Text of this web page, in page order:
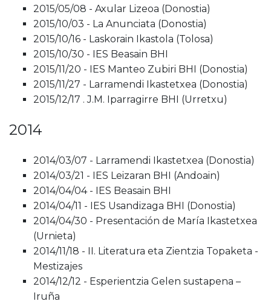
2015/05/08 - Axular Lizeoa (Donostia)
2015/10/03 - La Anunciata (Donostia)
2015/10/16 - Laskorain Ikastola (Tolosa)
2015/10/30 - IES Beasain BHI
2015/11/20 - IES Manteo Zubiri BHI (Donostia)
2015/11/27 - Larramendi Ikastetxea (Donostia)
2015/12/17 . J.M. Iparragirre BHI (Urretxu)
2014
2014/03/07 - Larramendi Ikastetxea (Donostia)
2014/03/21 - IES Leizaran BHI (Andoain)
2014/04/04 - IES Beasain BHI
2014/04/11 - IES Usandizaga BHI (Donostia)
2014/04/30 - Presentación de María Ikastetxea
(Urnieta)
2014/11/18 - II. Literatura eta Zientzia Topaketa -
Mestizajes
2014/12/12 - Esperientzia Gelen sustapena –
Iruña